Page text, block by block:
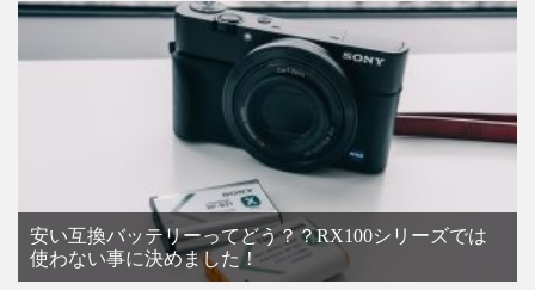
安い互換バッテリーってどう？？RX100シリーズでは
使わない事に決めました！